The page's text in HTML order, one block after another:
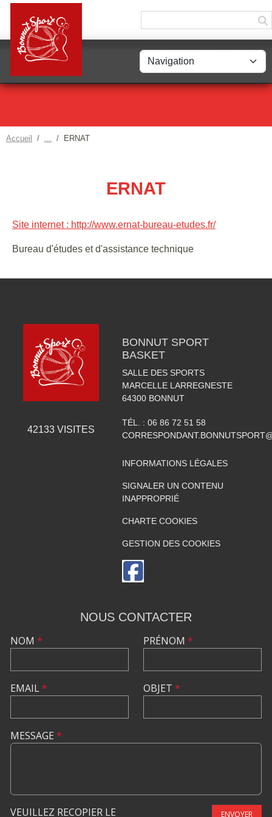
Accueil ERNAT
ERNAT
Site internet : http://www.ernat-bureau-etudes.fr/
Bureau d'études et d'assistance technique
42133VISITES
BONNUT SPORT
BASKET
SALLE DES SPORTS
MARCELLE LARREGNESTE
64300 BONNUT
TÉL. : 06 86 72 51 58
INFORMATIONS LÉGALES
SIGNALER UN CONTENU
INAPPROPRIÉ
CHARTE COOKIES
GESTION DES COOKIES
NOUS CONTACTER
NOM *
EMAIL*
PRÉNOM *
OBJET *
MESSAGE *
VEUILLEZ RECOPIER LE ENVOYER